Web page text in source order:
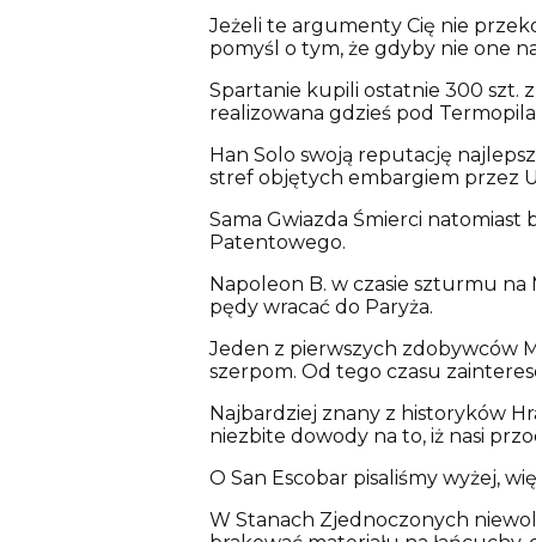
Jeżeli te argumenty Cię nie
pomyśl o tym, że gdyby nie one
Spartanie kupili ostatnie 300 szt.
realizowana gdzieś pod
Han Solo swoją reputację
stref objętych embargiem przez
Sama Gwiazda Śmierci
Patentowego.
Napoleon B. w czasie szturmu
pędy wracać do Paryża.
Jeden z pierwszych zdobywców
szerpom. Od tego czasu
Najbardziej znany z historyków
niezbite dowody na to, iż nasi
O San Escobar pisaliśmy wyżej,
W Stanach Zjednoczonych